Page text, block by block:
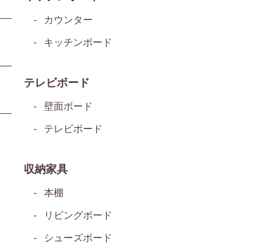
カウンター
キッチンボード
テレビボード
壁面ボード
テレビボード
収納家具
本棚
リビングボード
シューズボード